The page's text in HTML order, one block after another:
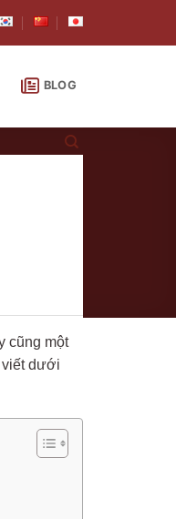
BLOG
cũng một
viết dưới